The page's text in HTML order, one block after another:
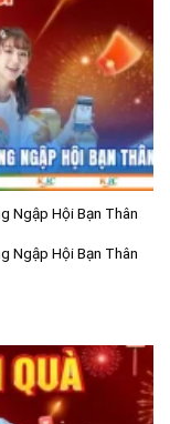
Ngập Hội Bạn Thân
Ngập Hội Bạn Thân